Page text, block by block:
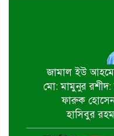
৫
জামাল ইউ
মো: মামুনুর রশীদ:
ফারুক
হাসিবুর